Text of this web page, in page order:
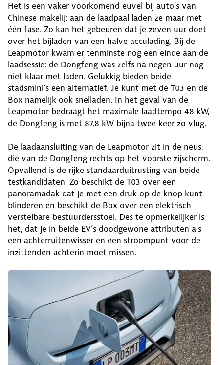
Het is een vaker voorkomend euvel bij auto’s van
Chinese makelij: aan de laadpaal laden ze maar met
één fase. Zo kan het gebeuren dat je zeven uur doet
over het bijladen van een halve acculading. Bij de
Leapmotor kwam er tenminste nog een einde aan de
laadsessie: de Dongfeng was zelfs na negen uur nog
niet klaar met laden. Gelukkig bieden beide
stadsmini’s een alternatief. Je kunt met de T03 en de
Box namelijk ook snelladen. In het geval van de
Leapmotor bedraagt het maximale laadtempo 48 kW,
de Dongfeng is met 87,8 kW bijna twee keer zo vlug.
De laadaansluiting van de Leapmotor zit in de neus,
die van de Dongfeng rechts op het voorste zijscherm.
Opvallend is de rijke standaarduitrusting van beide
testkandidaten. Zo beschikt de T03 over een
panoramadak dat je met een druk op de knop kunt
blinderen en beschikt de Box over een elektrisch
verstelbare bestuurdersstoel. Des te opmerkelijker is
het, dat je in beide EV’s doodgewone attributen als
een achterruitenwisser en een stroompunt voor de
inzittenden achterin moet missen.